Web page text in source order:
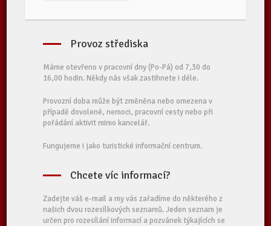
Provoz střediska
Máme otevřeno v pracovní dny (Po-Pá) od 7,30 do
16,00 hodin. Někdy nás však zastihnete i déle.
Provozní doba může být změněna nebo omezena v
případě dovolené, nemoci, pracovní cesty nebo při
pořádání aktivit mimo kancelář.
Fungujeme i jako turistické informační centrum.
Chcete víc informací?
Zadejte váš e-mail a my vás zařadíme do některého z
našich dvou rozesílkových seznamů. Jeden seznam je
určen pro rozesílání informací a pozvánek týkajících se